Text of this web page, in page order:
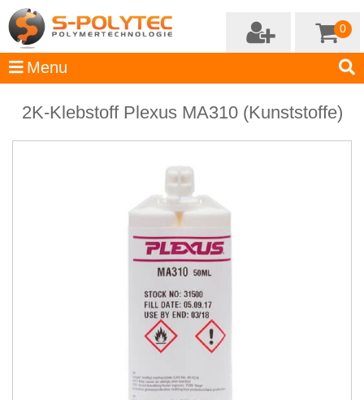
0
2K-Klebstoff Plexus MA310 (Kunststoffe)